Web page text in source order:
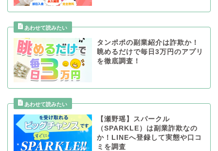
タンポポの副業紹介は詐欺か！
眺めるだけで毎日3万円のアプリ
を徹底調査！
【瀬野瑶】スパークル
（SPARKLE）は副業詐欺なの
か！LINEへ登録して実態や口コ
ミを調査